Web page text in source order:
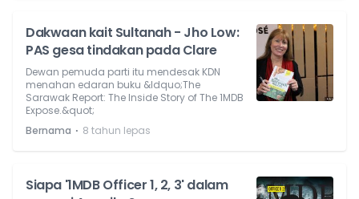
Dakwaan kait Sultanah - Jho Low:
PAS gesa tindakan pada Clare
Dewan pemuda parti itu mendesak KDN
menahan edaran buku &ldquo;The
Sarawak Report: The Inside Story of The 1MDB
Expose.&quot;
Bernama ⋅ 8 tahun lepas
Siapa '1MDB Officer 1, 2, 3' dalam